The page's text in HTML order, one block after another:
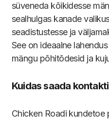
süveneda kõikidesse
sealhulgas kanade
seadistustesse ja
See on ideaalne
mängu põhitõdesid ja
Kuidas saada
Chicken Roadi